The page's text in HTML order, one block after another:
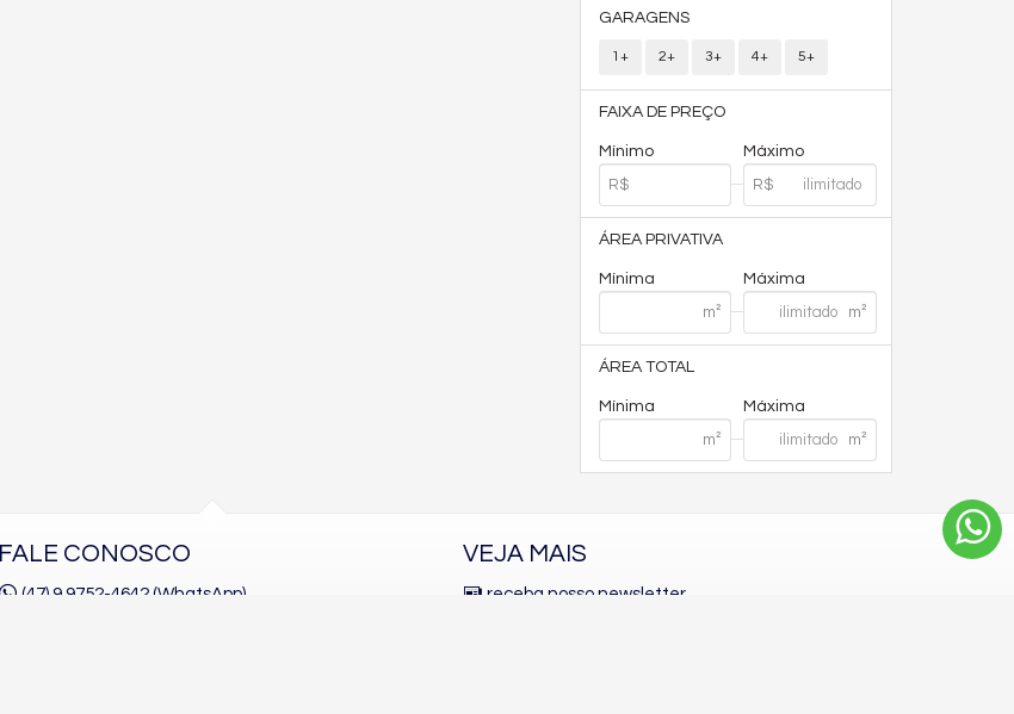
GARAGENS
1+ 2+ 3+ 4+ 5+
FAIXA DE PREÇO
Mínimo Máximo
ÁREA PRIVATIVA
Mínima Máxima
ÁREA TOTAL
Mínima Máxima
FALE CONOSCO
(47) 9.9752-4642 (WhatsApp)
VEJA MAIS
receba nosso newsletter